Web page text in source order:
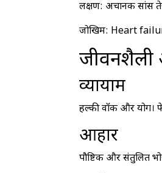
लक्षण: अचानक सांस
जोखिम: Heart
जीवनशैली
व्यायाम
हल्की वॉक और योग।
आहार
पौष्टिक और संतुलित